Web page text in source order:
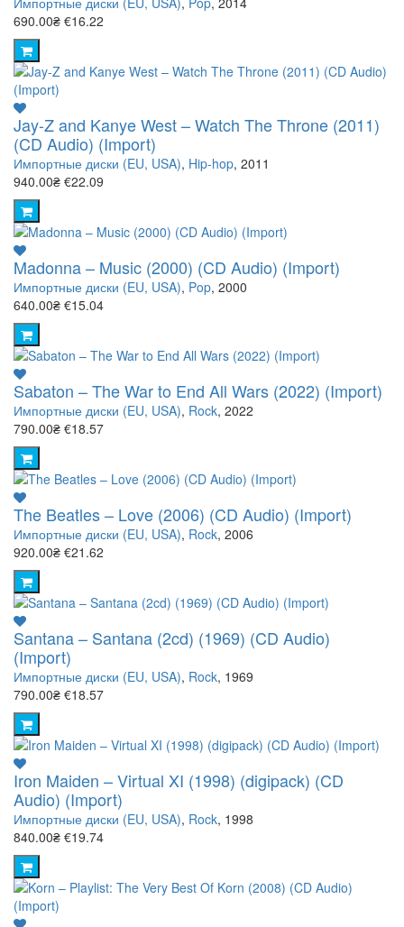
690.00₴ €16.22
Jay-Z and Kanye West – Watch The Throne (2011)
(CD Audio) (Import)
Импортные диски (EU, USA), Hip-hop, 2011
940.00₴ €22.09
Madonna – Music (2000) (CD Audio) (Import)
Импортные диски (EU, USA), Pop, 2000
640.00₴ €15.04
Sabaton – The War to End All Wars (2022) (Import)
Импортные диски (EU, USA), Rock, 2022
790.00₴ €18.57
The Beatles – Love (2006) (CD Audio) (Import)
Импортные диски (EU, USA), Rock, 2006
920.00₴ €21.62
Santana – Santana (2cd) (1969) (CD Audio)
(Import)
Импортные диски (EU, USA), Rock, 1969
790.00₴ €18.57
Iron Maiden – Virtual XI (1998) (digipack) (CD
Audio) (Import)
Импортные диски (EU, USA), Rock, 1998
840.00₴ €19.74